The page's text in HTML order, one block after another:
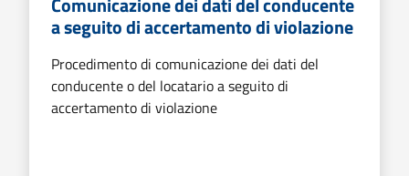
a seguito di accertamento di violazione
Procedimento di comunicazione dei dati del
conducente o del locatario a seguito di
accertamento di violazione